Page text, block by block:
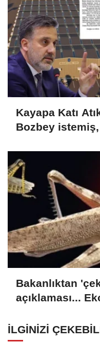
Kayapa Katı
Bozbey istemiş,
Bakanlıktan
açıklaması...
İLGINIZI